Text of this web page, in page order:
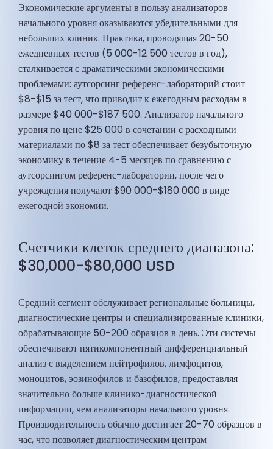
Экономические аргументы в пользу анализаторов
начального уровня оказываются убедительными для
небольших клиник. Практика, проводящая 20-50
ежедневных тестов (5 000-12 500 тестов в год),
сталкивается с драматическими экономическими
проблемами: аутсорсинг референс-лабораторий стоит
$8-$15 за тест, что приводит к ежегодным расходам в
размере $40 000-$187 500. Анализатор начального
уровня по цене $25 000 в сочетании с расходными
материалами по $8 за тест обеспечивает безубыточную
экономику в течение 4-5 месяцев по сравнению с
аутсорсингом референс-лаборатории, после чего
учреждения получают $90 000-$180 000 в виде
ежегодной экономии.
Счетчики клеток среднего диапазона:
$30,000-$80,000 USD
Средний сегмент обслуживает региональные больницы,
диагностические центры и специализированные клиники,
обрабатывающие 50-200 образцов в день. Эти системы
обеспечивают пятикомпонентный дифференциальный
анализ с выделением нейтрофилов, лимфоцитов,
моноцитов, эозинофилов и базофилов, предоставляя
значительно больше клинико-диагностической
информации, чем анализаторы начального уровня.
Производительность обычно достигает 20-70 образцов в
час, что позволяет диагностическим центрам